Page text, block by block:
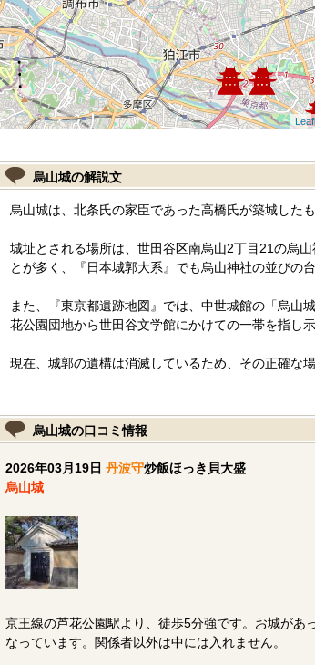
烏山城の解説文
烏山城は、北条氏の家臣であった高橋氏が築城したも
城址とされる場所は、世田谷区南烏山2丁目21の烏
とが多く、『日本城郭大系』でも烏山神社の並びの
また、『東京都遺跡地図』では、中世城館の「烏山
花公園団地から世田谷文学館にかけての一帯を指し示
現在、城郭の遺構は消滅しているため、その正確な
烏山城の口コミ情報
2026年03月19日 丹波守炒飯ほっき貝大盛
烏山城
京王線の芦花公園駅より、徒歩5分強です。お城があ
なっています。関係者以外は中には入れません。